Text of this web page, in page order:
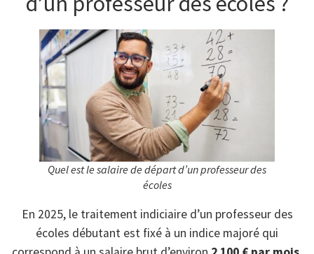
Quel est le salaire de départ d’un professeur des
écoles
En 2025, le traitement indiciaire d’un professeur des
écoles débutant est fixé à un indice majoré qui